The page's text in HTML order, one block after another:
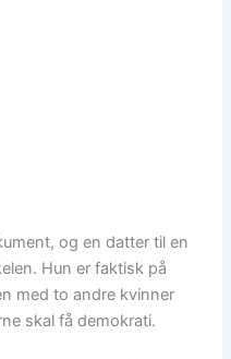
og en datter til en
Hun er faktisk på
med to andre kvinner
skal få demokrati.